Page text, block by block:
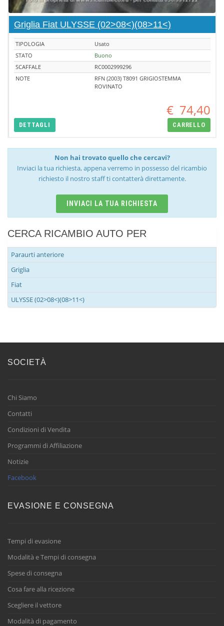
Griglia Fiat ULYSSE (02>08<)(08>11<)
TIPOLOGIA
Usato
STATO
Buono
SCAFFALE
RC0002999296
NOTE
RFN (2003) T8091 GRIGIOSTEMMA
ROVINATO
€ 74,40
DETTAGLI CARRELLO
Non hai trovato quello che cercavi?
Inviaci la tua richiesta, appena verremo in possesso del ricambio
richiesto il nostro staff ti contatterà direttamente.
INVIACI LA TUA RICHIESTA
CERCA RICAMBIO AUTO PER
Paraurti anteriore
Griglia
Fiat
ULYSSE (02>08<)(08>11<)
SOCIETÀ
Chi Siamo
Contatti
Condizioni di Vendita
Programmi di Affiliazione
Notizie
Facebook
EVASIONE E CONSEGNA
Tempi di evasione
Modalità e Tempi di consegna
Spese di consegna
Cosa fare alla ricezione
Scegliere il vettore
Modalità di pagamento